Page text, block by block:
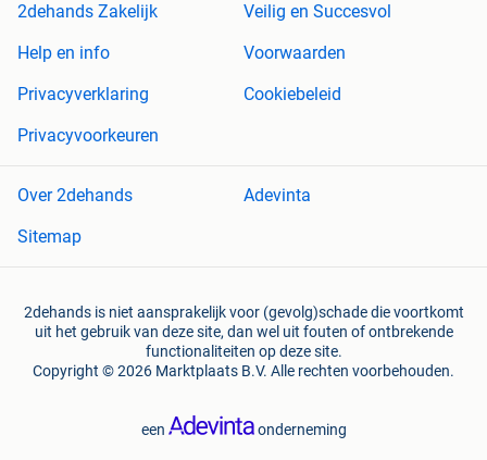
2dehands Zakelijk
Veilig en Succesvol
Help en info
Voorwaarden
Privacyverklaring
Cookiebeleid
Privacyvoorkeuren
Over 2dehands
Adevinta
Sitemap
2dehands is niet aansprakelijk voor (gevolg)schade die voortkomt
uit het gebruik van deze site, dan wel uit fouten of ontbrekende
functionaliteiten op deze site.
Copyright © 2026 Marktplaats B.V. Alle rechten voorbehouden.
een onderneming